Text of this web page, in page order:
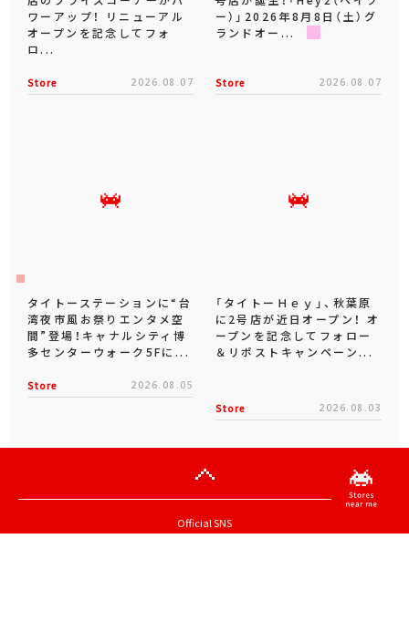
ワーアップ！ リニューアル
オープンを記念してフォ
ロ...
Store 2026.08.07
ー）」2026年8月8日（土）グ
ランドオー...
Store 2026.08.07
タイトーステーションに“台
湾夜市風お祭りエンタメ空
間”登場！キャナルシティ博
多センターウォーク5Fに...
Store 2026.08.05
「タイトーＨｅｙ」、秋葉原
に2号店が近日オープン！ オ
ープンを記念してフォロー
＆リポストキャンペーン...
Store 2026.08.03
Official SNS